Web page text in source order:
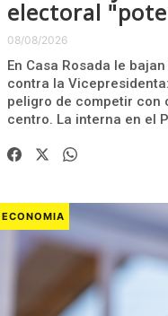
electoral
08/08/2026
En Casa Rosada le
contra la
peligro de competir con
centro. La interna en el
ECONOMIA